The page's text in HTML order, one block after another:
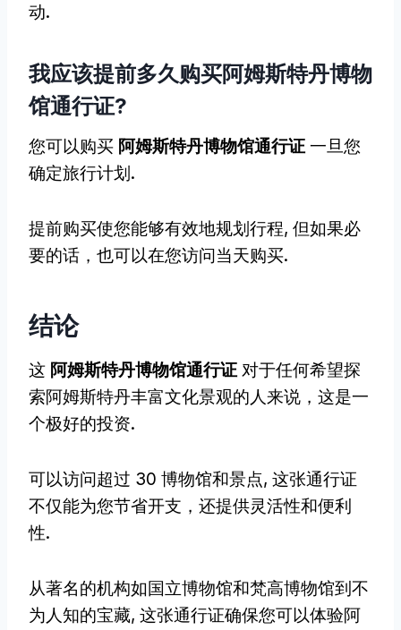
动.
我应该提前多久购买阿姆斯特丹博物
馆通行证?
您可以购买 阿姆斯特丹博物馆通行证 一旦您
确定旅行计划.
提前购买使您能够有效地规划行程, 但如果必
要的话，也可以在您访问当天购买.
结论
这 阿姆斯特丹博物馆通行证 对于任何希望探
索阿姆斯特丹丰富文化景观的人来说，这是一
个极好的投资.
可以访问超过 30 博物馆和景点, 这张通行证
不仅能为您节省开支，还提供灵活性和便利
性.
从著名的机构如国立博物馆和梵高博物馆到不
为人知的宝藏, 这张通行证确保您可以体验阿